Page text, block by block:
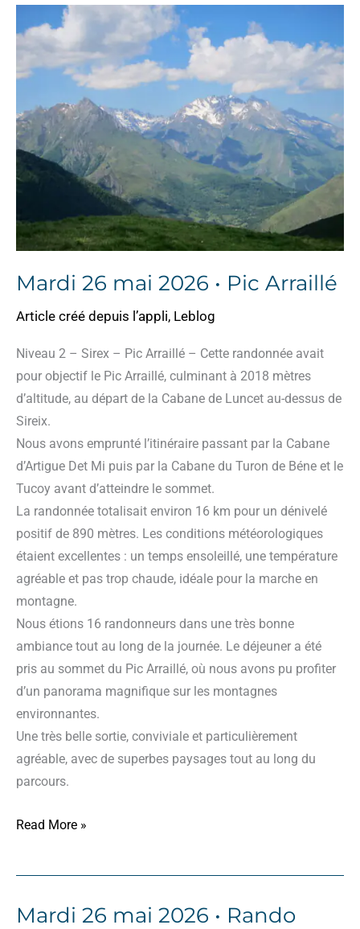
Mardi 26 mai 2026 • Pic Arraillé
Article créé depuis l’appli, Leblog
Niveau 2 – Sirex – Pic Arraillé – Cette randonnée avait
pour objectif le Pic Arraillé, culminant à 2018 mètres
d’altitude, au départ de la Cabane de Luncet au-dessus de
Sireix.
Nous avons emprunté l’itinéraire passant par la Cabane
d’Artigue Det Mi puis par la Cabane du Turon de Béne et le
Tucoy avant d’atteindre le sommet.
La randonnée totalisait environ 16 km pour un dénivelé
positif de 890 mètres. Les conditions météorologiques
étaient excellentes : un temps ensoleillé, une température
agréable et pas trop chaude, idéale pour la marche en
montagne.
Nous étions 16 randonneurs dans une très bonne
ambiance tout au long de la journée. Le déjeuner a été
pris au sommet du Pic Arraillé, où nous avons pu profiter
d’un panorama magnifique sur les montagnes
environnantes.
Une très belle sortie, conviviale et particulièrement
agréable, avec de superbes paysages tout au long du
parcours.
Mardi
Read More »
Mardi 26 mai 2026 • Rando